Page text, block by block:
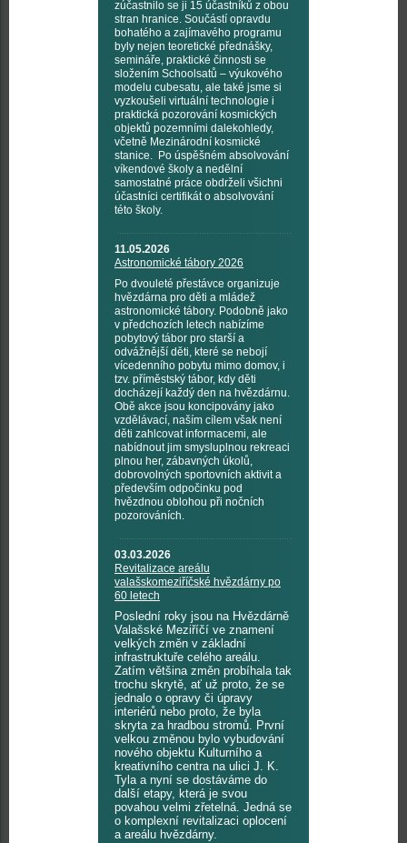
zúčastnilo se ji 15 účastníků z obou
stran hranice. Součástí opravdu
bohatého a zajímavého programu
byly nejen teoretické přednášky,
semináře, praktické činnosti se
složením Schoolsatů – výukového
modelu cubesatu, ale také jsme si
vyzkoušeli virtuální technologie i
praktická pozorování kosmických
objektů pozemními dalekohledy,
včetně Mezinárodní kosmické
stanice. Po úspěšném absolvování
víkendové školy a nedělní
samostatné práce obdrželi všichni
účastníci certifikát o absolvování
této školy.
11.05.2026
Astronomické tábory 2026
Po dvouleté přestávce organizuje
hvězdárna pro děti a mládež
astronomické tábory. Podobně jako
v předchozích letech nabízíme
pobytový tábor pro starší a
odvážnější děti, které se nebojí
vícedenního pobytu mimo domov, i
tzv. příměstský tábor, kdy děti
docházejí každý den na hvězdárnu.
Obě akce jsou koncipovány jako
vzdělávací, naším cílem však není
děti zahlcovat informacemi, ale
nabídnout jim smysluplnou rekreaci
plnou her, zábavných úkolů,
dobrovolných sportovních aktivit a
především odpočinku pod
hvězdnou oblohou při nočních
pozorováních.
03.03.2026
Revitalizace areálu
valašskomeziříčské hvězdárny po
60 letech
Poslední roky jsou na Hvězdárně
Valašské Meziříčí ve znamení
velkých změn v základní
infrastruktuře celého areálu.
Zatím většina změn probíhala tak
trochu skrytě, ať už proto, že se
jednalo o opravy či úpravy
interiérů nebo proto, že byla
skryta za hradbou stromů. První
velkou změnou bylo vybudování
nového objektu Kulturního a
kreativního centra na ulici J. K.
Tyla a nyní se dostáváme do
další etapy, která je svou
povahou velmi zřetelná. Jedná se
o komplexní revitalizaci oplocení
a areálu hvězdárny.